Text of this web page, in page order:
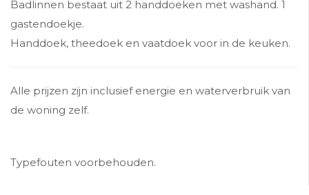
Badlinnen bestaat uit 2 handdoeken met washand. 1
gastendoekje.
Handdoek, theedoek en vaatdoek voor in de keuken.
Alle prijzen zijn inclusief energie en waterverbruik van
de woning zelf.
Typefouten voorbehouden.